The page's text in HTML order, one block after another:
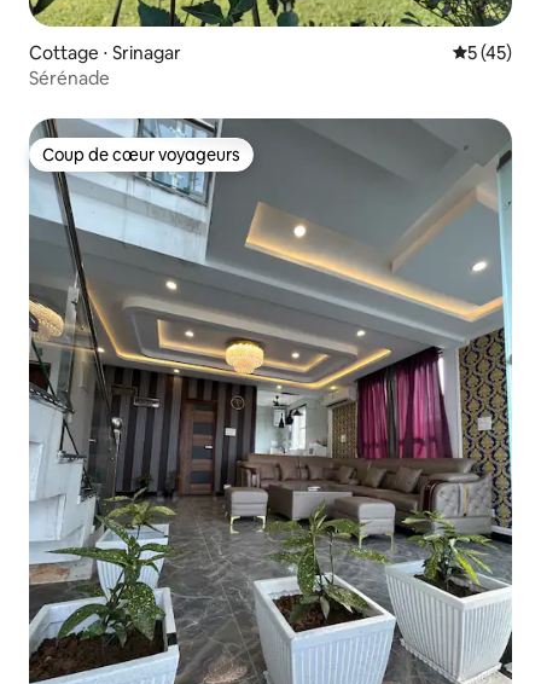
Cottage ⋅ Srinagar
5 (45)
Sérénade
Coup de cœur voyageurs
Coup de cœur voyageurs